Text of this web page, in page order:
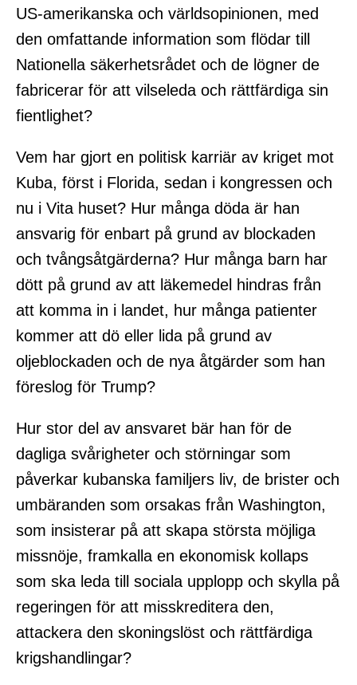
US-amerikanska och världsopinionen, med
den omfattande information som flödar till
Nationella säkerhetsrådet och de lögner de
fabricerar för att vilseleda och rättfärdiga sin
fientlighet?
Vem har gjort en politisk karriär av kriget mot
Kuba, först i Florida, sedan i kongressen och
nu i Vita huset? Hur många döda är han
ansvarig för enbart på grund av blockaden
och tvångsåtgärderna? Hur många barn har
dött på grund av att läkemedel hindras från
att komma in i landet, hur många patienter
kommer att dö eller lida på grund av
oljeblockaden och de nya åtgärder som han
föreslog för Trump?
Hur stor del av ansvaret bär han för de
dagliga svårigheter och störningar som
påverkar kubanska familjers liv, de brister och
umbäranden som orsakas från Washington,
som insisterar på att skapa största möjliga
missnöje, framkalla en ekonomisk kollaps
som ska leda till sociala upplopp och skylla på
regeringen för att misskreditera den,
attackera den skoningslöst och rättfärdiga
krigshandlingar?